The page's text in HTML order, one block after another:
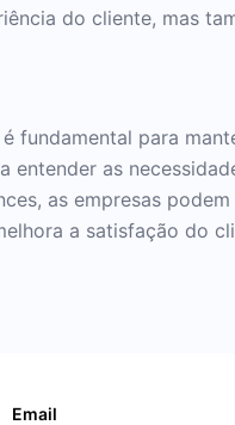
do cliente, mas
fundamental para
entender as
as empresas
a satisfação do
Email